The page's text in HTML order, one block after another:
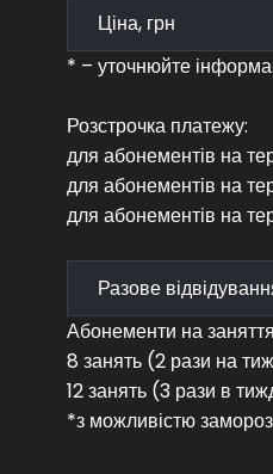
Ціна, грн
* – уточнюйте
Розстрочка платежу:
для абонементів на
для абонементів на
для абонементів на
Разове
Абонементи на
8 занять (2 рази на
12 занять (3 рази в
*з можливістю